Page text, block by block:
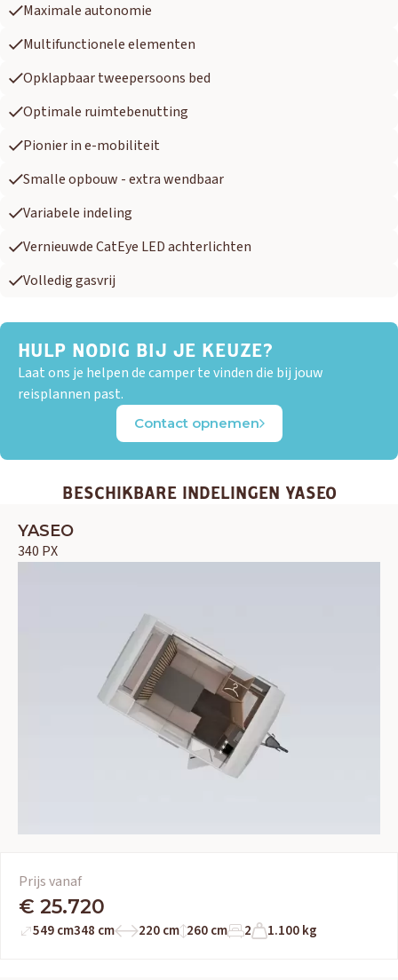
Maximale autonomie
Multifunctionele elementen
Opklapbaar tweepersoons bed
Optimale ruimtebenutting
Pionier in e-mobiliteit
Smalle opbouw - extra wendbaar
Variabele indeling
Vernieuwde CatEye LED achterlichten
Volledig gasvrij
HULP NODIG BIJ JE KEUZE?
Laat ons je helpen de camper te vinden die bij jouw
reisplannen past.
Contact opnemen
BESCHIKBARE INDELINGEN YASEO
YASEO
340 PX
Prijs vanaf
€ 25.720
549 cm348 cm 220 cm 260 cm 2 1.100 kg
AdriaEribaHymerKnaus
HERPEN
Eura Mobil